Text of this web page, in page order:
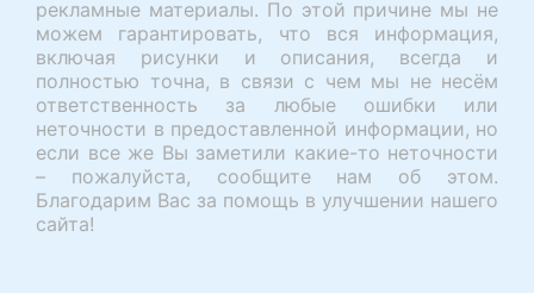
рекламные материалы. По этой причине мы не
можем гарантировать, что вся информация,
включая рисунки и описания, всегда и
полностью точна, в связи с чем мы не несём
ответственность за любые ошибки или
неточности в предоставленной информации, но
если все же Вы заметили какие-то неточности
– пожалуйста, сообщите нам об этом.
Благодарим Вас за помощь в улучшении нашего
сайта!